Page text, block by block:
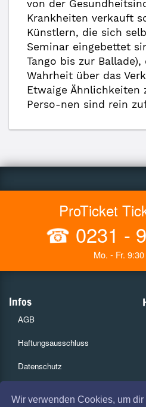
Wir verwenden Cookies, um
von der
Krankheiten verkauft
Künstlern, die sich
Seminar eingebettet
Tango bis zur
Wahrheit über das
Etwaige Ähnlichkeiten
Perso-nen sind rein
ProTicket
☎ 0231 -
Mo. - Fr.
Infos
AGB
Haftungsausschluss
Datenschutz